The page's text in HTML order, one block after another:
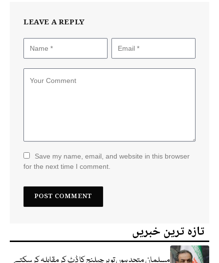
LEAVE A REPLY
Save my name, email, and website in this browser
for the next time I comment.
تازہ ترین خبریں
مسلمان متحد ہوں تو ہر چیلنج کا ڈٹ کر مقابلہ کر سکتے